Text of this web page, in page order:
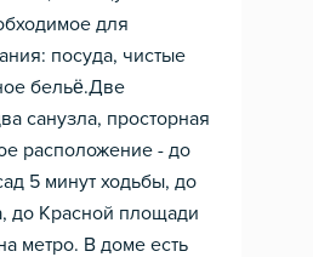
для
посуда, чистые
бельё.Две
санузла, просторная
расположение - до
5 минут ходьбы, до
до Красной площади
метро. В доме есть